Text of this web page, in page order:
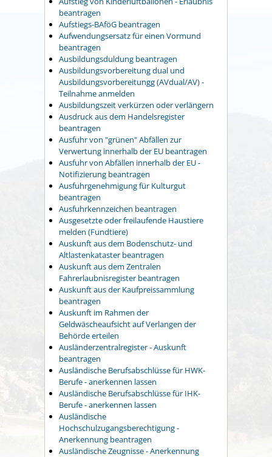
beantragen
Aufstiegs-BAföG beantragen
Aufwendungsersatz für einen Vormund
beantragen
Ausbildungsduldung beantragen
Ausbildungsvorbereitung dual und
Ausbildungsvorbereitungg (AVdual/AV) -
Teilnahme anmelden
Ausbildungszeit verkürzen oder verlängern
Ausdruck aus dem Handelsregister
beantragen
Ausfuhr von "grünen" Abfällen zur
Verwertung innerhalb der EU beantragen
Ausfuhr von Abfällen innerhalb der EU -
Notifizierung beantragen
Ausfuhrgenehmigung für Kulturgut
beantragen
Ausfuhrkennzeichen beantragen
Ausgesetzte oder freilaufende Haustiere
melden (Fundtiere)
Auskunft aus dem Bodenschutz- und
Altlastenkataster beantragen
Auskunft aus dem Zentralen
Fahrerlaubnisregister beantragen
Auskunft aus der Kaufpreissammlung
beantragen
Auskunft im Rahmen der
Geldwäscheaufsicht auf Verlangen der
Behörde erteilen
Ausländerzentralregister - Auskunft
beantragen
Ausländische Berufsabschlüsse für HWK-
Berufe - anerkennen lassen
Ausländische Berufsabschlüsse für IHK-
Berufe - anerkennen lassen
Ausländische
Hochschulzugangsberechtigung -
Anerkennung beantragen
Ausländische Zeugnisse - Anerkennung